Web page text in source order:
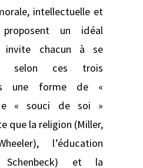
intellectuelle et
un idéal
invite chacun à se
selon ces trois
une forme de «
« souci de soi »
que la religion (Miller,
l’éducation
Schenbeck) et la